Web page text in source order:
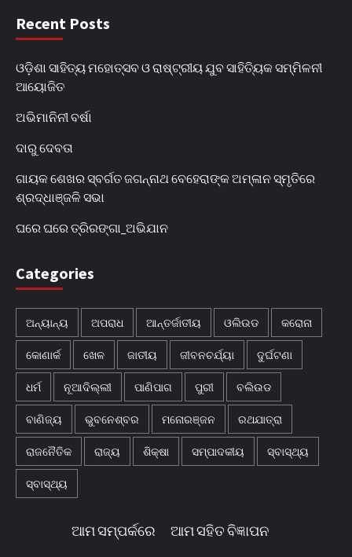
Recent Posts
ଓଡ଼ିଶା ସାହିତ୍ୟ ମହୋତ୍ସବ ଓ ରାଷ୍ଟ୍ରୀୟ ଯୁବ ସାହିତ୍ୟିକ ସମ୍ମିଳନୀ
ଆୟୋଜିତ
ଅଭିମାନିନୀ ବର୍ଷା
ଦାରୁ ଦେବତା
ଗାୟକ ଶେଖର ସ୍ବର୍ଗତ ଜଗନ୍ନାଥ ବେହେରାଙ୍କ ଅମ୍ଳାନ ସ୍ମୃତିରେ
ଶ୍ରଦ୍ଧାଞ୍ଜଳି ସଭା
ଘରେ ଘରେ ତ୍ରିରଙ୍ଗା_ଅଭିଯାନ
Categories
ଅନ୍ୟାନ୍ୟ ଅପରାଧ ଆନ୍ତର୍ଜାତୀୟ ଓଲିଉଡ କରୋନା
କୋଣାର୍କ ଖେଳ ଜାତୀୟ ଜୀବନଚର୍ଯ୍ୟା ଦୁର୍ଘଟଣା
ଧର୍ମ ନୂଆଦିଲ୍ଲୀ ପାଣିପାଗ ପୁରୀ ବଲିଉଡ
ବାଣିଜ୍ୟ ଭୁବନେଶ୍ବର ମନୋରଞ୍ଜନ ରଥଯାତ୍ରା
ରାଜନୈତିକ ରାଜ୍ୟ ଶିକ୍ଷା ସମ୍ପାଦକୀୟ ସ୍ବାସ୍ଥ୍ୟ
ସ୍ବାସ୍ଥ୍ୟ
ଆମ ସମ୍ପର୍କରେ ଆମ ସହିତ ବିଜ୍ଞାପନ